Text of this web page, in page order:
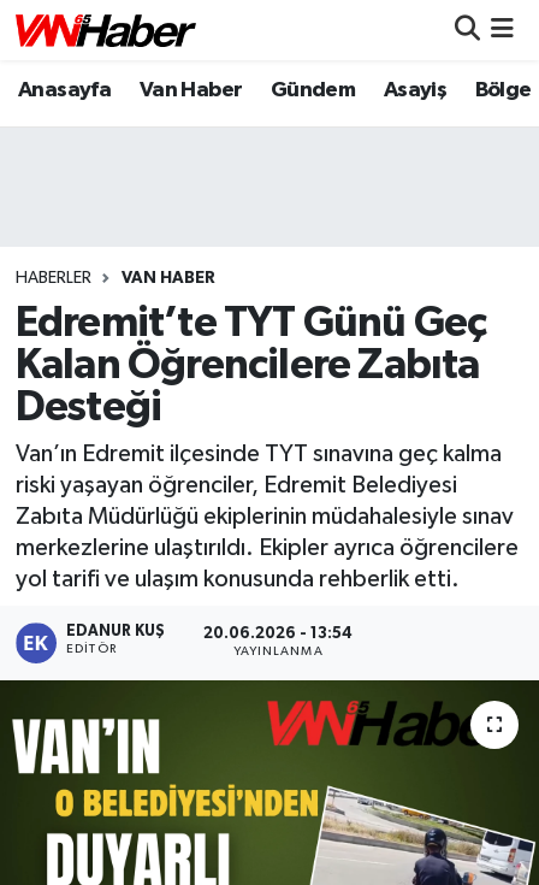
Anasayfa Van Haber Gündem Asayiş Bölge
HABERLER VAN HABER
Edremit’te TYT Günü Geç
Kalan Öğrencilere Zabıta
Desteği
Van’ın Edremit ilçesinde TYT sınavına geç kalma
riski yaşayan öğrenciler, Edremit Belediyesi
Zabıta Müdürlüğü ekiplerinin müdahalesiyle sınav
merkezlerine ulaştırıldı. Ekipler ayrıca öğrencilere
yol tarifi ve ulaşım konusunda rehberlik etti.
EDANUR KUŞ
EDITÖR
20.06.2026 - 13:54
YAYINLANMA
Nöbetçi Eczaneler
Puan Durumu ve Fikstür
Tüm Manşetler
Son Dakika Haberleri
Haber Arşivi